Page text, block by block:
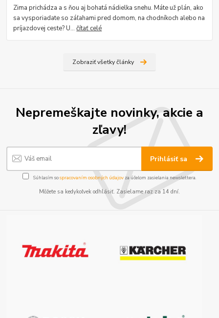
Zima prichádza a s ňou aj bohatá nádielka snehu. Máte už plán, ako
sa vysporiadate so záľahami pred domom, na chodníkoch alebo na
príjazdovej ceste? U...čítať celé
Zobraziť všetky články
Nepremeškajte novinky, akcie a
zľavy!
Prihlásiť sa
Súhlasím sospracovaním osobných údajov za účelom zasielania newslettera.
Môžete sa kedykoľvek odhlásiť. Zasielame raz za 14 dní.